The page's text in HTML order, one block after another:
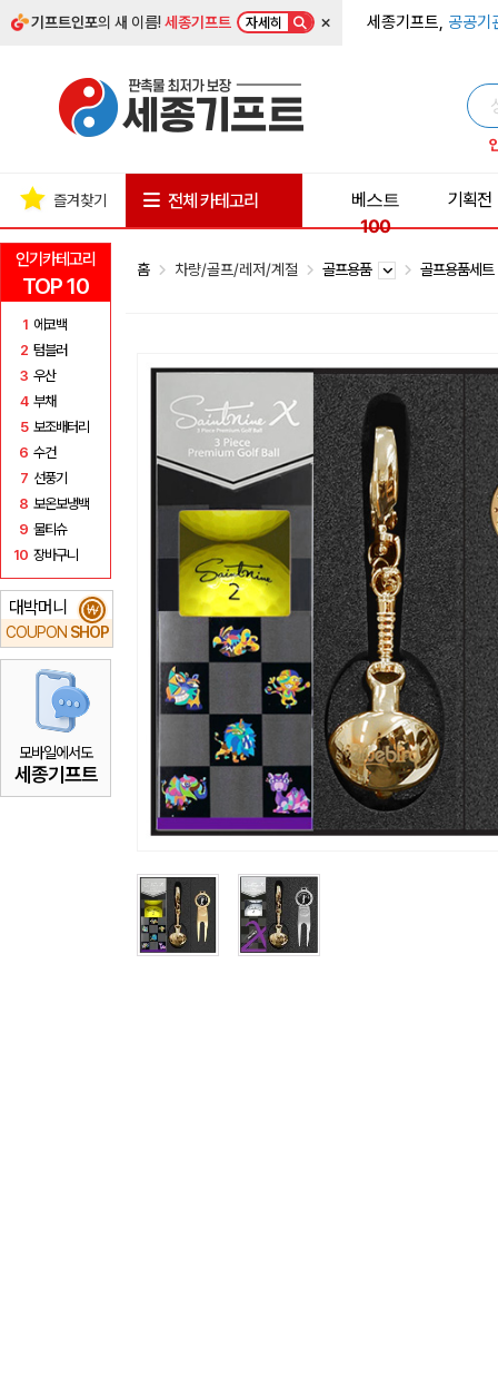
기프트인포의 새 이름!세종기프트 자세히 × 세종기프트, 공공기
인기카테고리
TOP 10
1 에코백
2 텀블러
3 우산
4 부채
5 보조배터리
6 수건
7 선풍기
8 보온보냉백
9 물티슈
10 장바구니
대박머니
COUPON SHOP
₩
모바일에서도
세종기프트
즐겨찾기 전체 카테고리
베스트
100
기획전
홈 차량/골프/레저/계절 골프용품 골프용품세